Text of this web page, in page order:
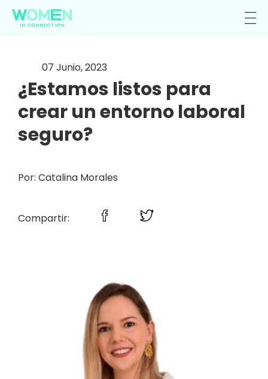
07 Junio, 2023
¿Estamos listos para
crear un entorno laboral
seguro?
Por: Catalina Morales
Compartir: